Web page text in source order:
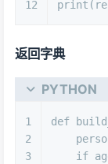
12 print
返回字典
PYTHON
1
2
3
def
if